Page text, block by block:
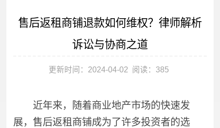
售后返租商铺退款如何维权？律师解析
诉讼与协商之道
更新时间：2024-04-02 阅读： 385
近年来，随着商业地产市场的快速发
展，售后返租商铺成为了许多投资者的选